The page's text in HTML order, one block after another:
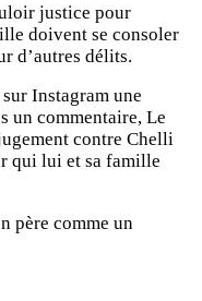
justice pour
doivent se consoler
d’autres délits.
Instagram une
un commentaire, Le
contre Chelli
qui lui et sa famille
père comme un